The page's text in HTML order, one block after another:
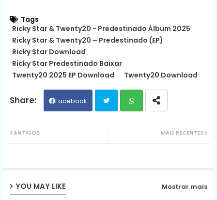
Tags
Ricky $tar & Twenty20 - Predestinado Álbum 2025
Ricky $tar & Twenty20 – Predestinado (EP)
Ricky $tar Download
Ricky $tar Predestinado Baixar
Twenty20 2025 EP Download
Twenty20 Download
Facebook
ap
MAIS RECENTES
ANTIGOS
YOU MAY LIKE Mostrar mais